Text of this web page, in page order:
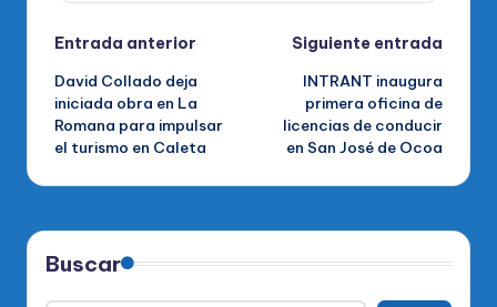
Navegación
de
entradas
Entrada anterior
David Collado deja
iniciada obra en La
Romana para impulsar
el turismo en Caleta
Siguiente entrada
INTRANT inaugura
primera oficina de
licencias de conducir
en San José de Ocoa
Buscar